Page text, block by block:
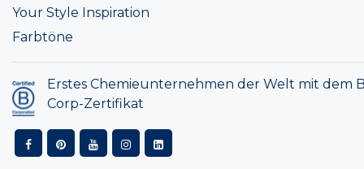
Your Style Inspiration
Farbtöne
Erstes Chemieunternehmen der Welt mit dem
Corp-Zertifikat